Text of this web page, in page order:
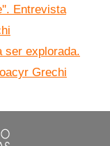
Entrevista
ser explorada.
Grechi